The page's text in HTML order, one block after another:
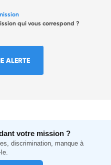
qui vous correspond ?
ALERTE
votre mission ?
discrimination, manque à